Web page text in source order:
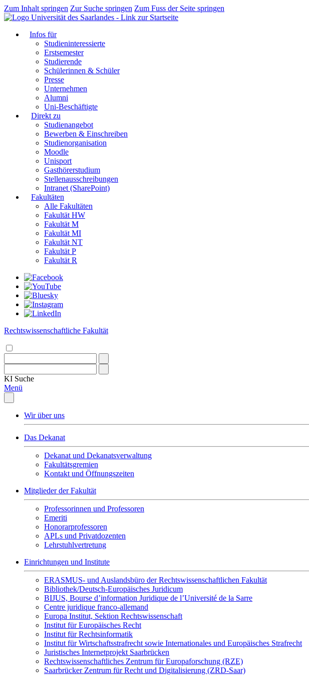
Zum Inhalt springen Zur Suche springen Zum Fuss der Seite springen
Infos für
Studieninteressierte
Erstsemester
Studierende
Schülerinnen & Schüler
Presse
Unternehmen
Alumni
Uni-Beschäftigte
Direkt zu
Studienangebot
Bewerben & Einschreiben
Studienorganisation
Moodle
Unisport
Gasthörerstudium
Stellenausschreibungen
Intranet (SharePoint)
Fakultäten
Alle Fakultäten
Fakultät HW
Fakultät M
Fakultät MI
Fakultät NT
Fakultät P
Fakultät R
Rechtswissenschaftliche Fakultät
KI Suche
Menü
Wir über uns
Das Dekanat
Dekanat und Dekanatsverwaltung
Fakultätsgremien
Kontakt und Öffnungszeiten
Mitglieder der Fakultät
Professorinnen und Professoren
Emeriti
Honorarprofessoren
APLs und Privatdozenten
Lehrstuhlvertretung
Einrichtungen und Institute
ERASMUS- und Auslandsbüro der Rechtswissenschaftlichen Fakultät
Bibliothek/Deutsch-Europäisches Juridicum
BIJUS, Bourse d’information Juridique de l’Université de la Sarre
Centre juridique franco-allemand
Europa Institut, Sektion Rechtswissenschaft
Institut für Europäisches Recht
Institut für Rechtsinformatik
Institut für Wirtschaftsstrafrecht sowie Internationales und Europäisches Strafrecht
Juristisches Internetprojekt Saarbrücken
Rechtswissenschaftliches Zentrum für Europaforschung (RZE)
Saarbrücker Zentrum für Recht und Digitalisierung (ZRD-Saar)